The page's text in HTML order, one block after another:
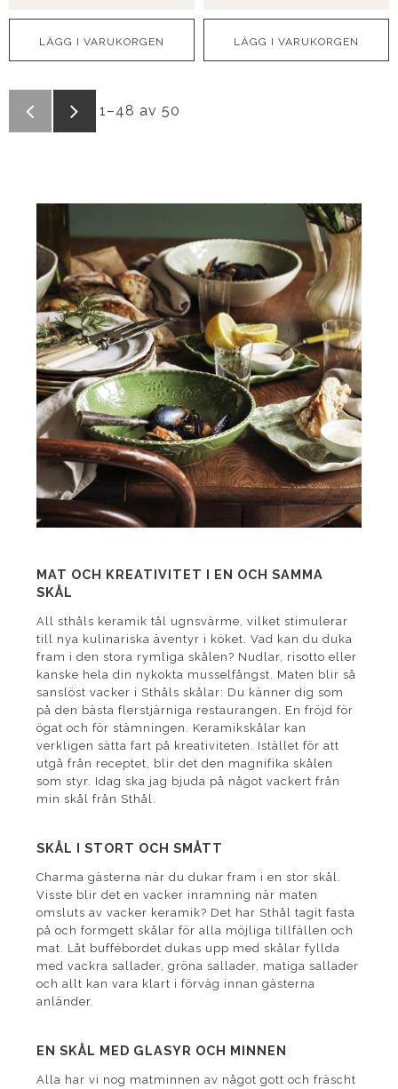
1–48 av 50
MAT OCH KREATIVITET I EN OCH SAMMA
SKÅL
All sthåls keramik tål ugnsvärme, vilket stimulerar
till nya kulinariska äventyr i köket. Vad kan du duka
fram i den stora rymliga skålen? Nudlar, risotto eller
kanske hela din nykokta musselfångst. Maten blir så
sanslöst vacker i Sthåls skålar: Du känner dig som
på den bästa flerstjärniga restaurangen. En fröjd för
ögat och för stämningen. Keramikskålar kan
verkligen sätta fart på kreativiteten. Istället för att
utgå från receptet, blir det den magnifika skålen
som styr. Idag ska jag bjuda på något vackert från
min skål från Sthål.
SKÅL I STORT OCH SMÅTT
Charma gästerna när du dukar fram i en stor skål.
Visste blir det en vacker inramning när maten
omsluts av vacker keramik? Det har Sthål tagit fasta
på och formgett skålar för alla möjliga tillfällen och
mat. Låt buffébordet dukas upp med skålar fyllda
med vackra sallader, gröna sallader, matiga sallader
och allt kan vara klart i förväg innan gästerna
anländer.
EN SKÅL MED GLASYR OCH MINNEN
Alla har vi nog matminnen av något gott och fräscht